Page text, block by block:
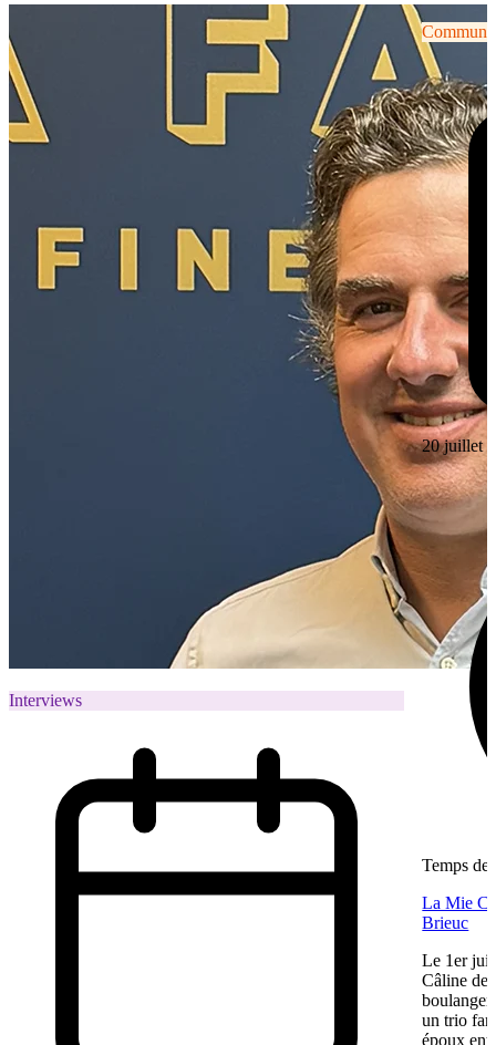
Interviews
20 juillet
Temps de
La Mie
Brieuc
Le 1er
Câline de
un trio
époux